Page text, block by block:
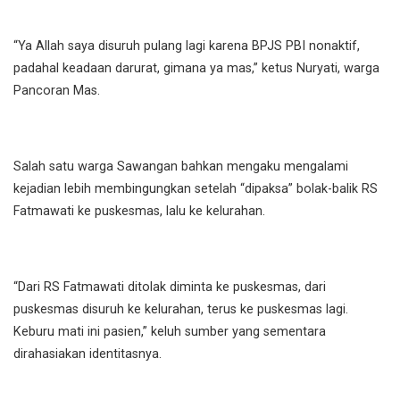
“Ya Allah saya disuruh pulang lagi karena BPJS PBI nonaktif,
padahal keadaan darurat, gimana ya mas,” ketus Nuryati, warga
Pancoran Mas.
Salah satu warga Sawangan bahkan mengaku mengalami
kejadian lebih membingungkan setelah “dipaksa” bolak-balik RS
Fatmawati ke puskesmas, lalu ke kelurahan.
“Dari RS Fatmawati ditolak diminta ke puskesmas, dari
puskesmas disuruh ke kelurahan, terus ke puskesmas lagi.
Keburu mati ini pasien,” keluh sumber yang sementara
dirahasiakan identitasnya.